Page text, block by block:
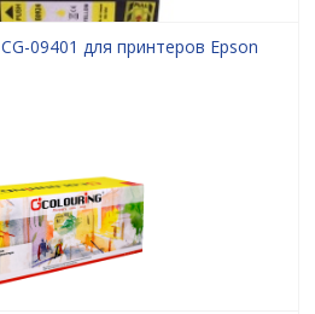
09401 для принтеров Epson